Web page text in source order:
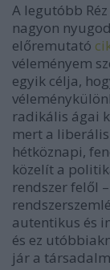
A legutóbb
nagyon
előremutató
véleményem
egyik célja,
radikális ágai
mert a
hétköznapi,
közelít a
rendszer felől
autentikus és
és ez
jár a